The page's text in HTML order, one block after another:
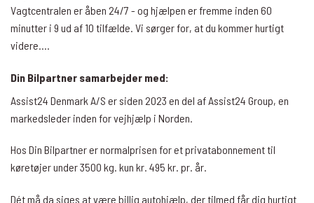
Vagtcentralen er åben 24/7 - og hjælpen er fremme inden 60
minutter i 9 ud af 10 tilfælde. Vi sørger for, at du kommer hurtigt
videre….
Din Bilpartner samarbejder med:
Assist24 Denmark A/S er siden 2023 en del af Assist24 Group, en
markedsleder inden for vejhjælp i Norden.
Hos Din Bilpartner er normalprisen for et privatabonnement til
køretøjer under 3500 kg. kun kr. 495 kr. pr. år.
Dét må da siges at være billig autohjælp, der tilmed får dig hurtigt